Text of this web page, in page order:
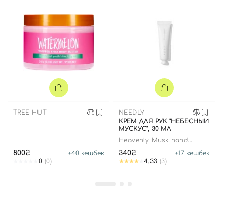
TREE HUT
800₴ +40 кешбек
0 (0)
NEEDLY
КРЕМ ДЛЯ РУК "НЕБЕСНЫЙ
МУСКУС", 30 МЛ
Heavenly Musk hand
340₴ +17 кешбек
4.33 (3)
Вход Регистрация
Номер телефона
принимаете условия
Пользовательские соглашения